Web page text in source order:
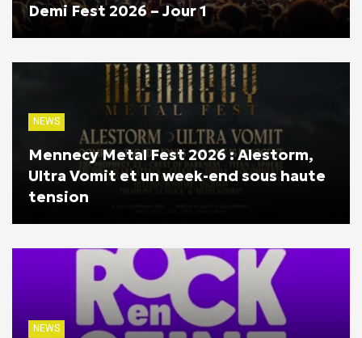
Demi Fest 2026 – Jour 1
NEWS
Mennecy Metal Fest 2026 : Alestorm,
Ultra Vomit et un week-end sous haute
tension
NEWS